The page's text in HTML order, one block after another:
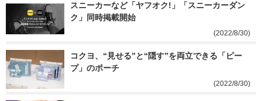
スニーカーなど「ヤフオク!」「スニーカーダン
ク」同時掲載開始
(2022/8/30)
コクヨ、“見せる”と“隠す”を両立できる「ピー
プ」のポーチ
(2022/8/30)